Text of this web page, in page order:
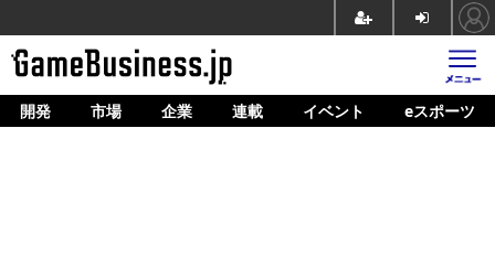
ホーム
開発 市場 企業 連載 イベント eスポーツ